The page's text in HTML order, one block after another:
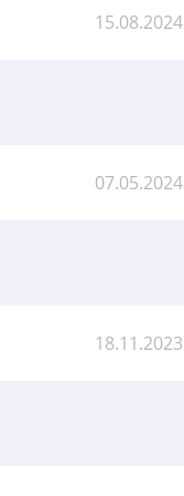
15.08.2024
07.05.2024
18.11.2023